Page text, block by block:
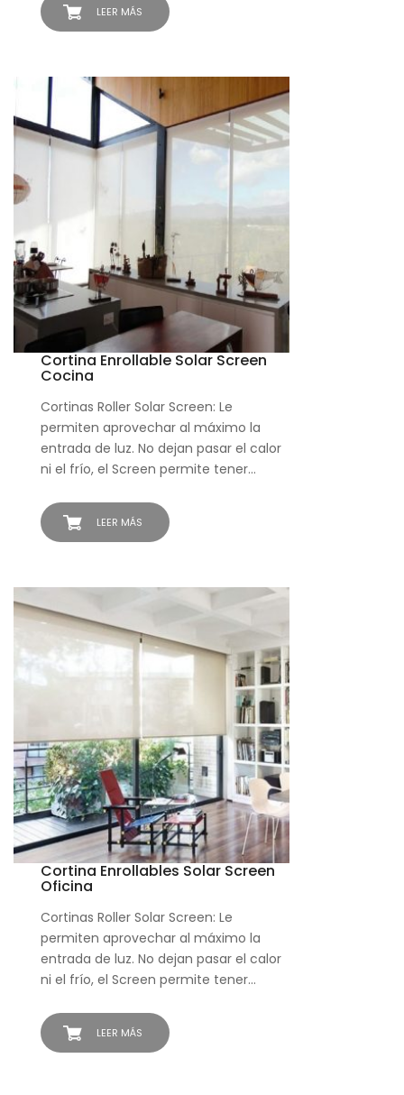
LEER MÁS
LEER MÁS
Cortina Enrollable Solar Screen
Cocina
Cortinas Roller Solar Screen: Le
permiten aprovechar al máximo la
entrada de luz. No dejan pasar el calor
ni el frío, el Screen permite tener…
LEER MÁS
Cortina Enrollables Solar Screen
Oficina
Cortinas Roller Solar Screen: Le
permiten aprovechar al máximo la
entrada de luz. No dejan pasar el calor
ni el frío, el Screen permite tener…